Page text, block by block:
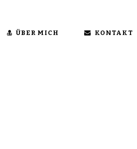
ÜBER MICH KONTAKT